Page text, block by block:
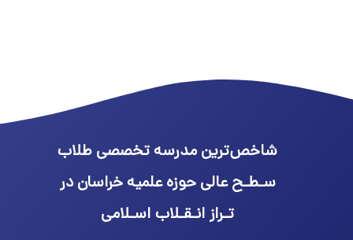
شاخص‌ترین مدرسه تخصصی طلاب
سـطـح عالی حوزه علمیه خراسان در
تـراز انـقـلاب اسـلامی